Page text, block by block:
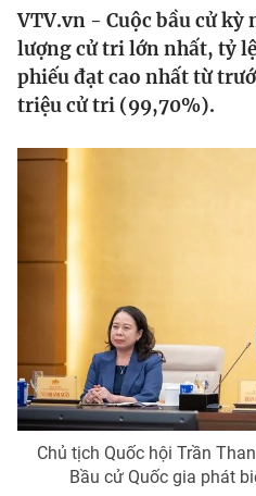
Thế giới
Tin tức
Thế giới đó đây
Câu chuyện quốc tế
Kinh tế
Thị trường
Dữ liệu và đời sống
Truyền hình
Nhân vật
Khán giả
Giải sao mai
Giải trí
Âm nhạc
Sao
Du lịch
Làm đẹp
Chất lượng cuộc sống
Giáo dục
Tuyển sinh
Học trực tuyến
Công nghệ
VTV.vn - Cuộc bầu cử kỳ
lượng cử tri lớn nhất, tỷ
phiếu đạt cao nhất từ
triệu cử tri (99,70%).
Chủ tịch Quốc hội Trần
Bầu cử Quốc gia phát